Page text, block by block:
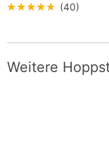
★★★★★ (40)
Weitere